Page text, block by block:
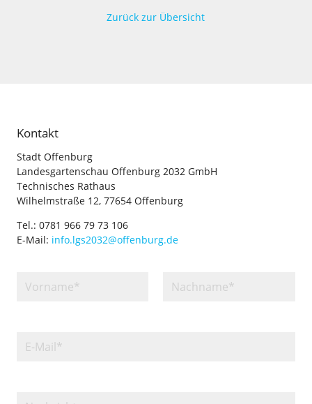
Zurück zur Übersicht
Kontakt
Stadt Offenburg
Landesgartenschau Offenburg 2032 GmbH
Technisches Rathaus
Wilhelmstraße 12, 77654 Offenburg
Tel.: 0781 966 79 73 106
E-Mail: info.lgs2032@offenburg.de